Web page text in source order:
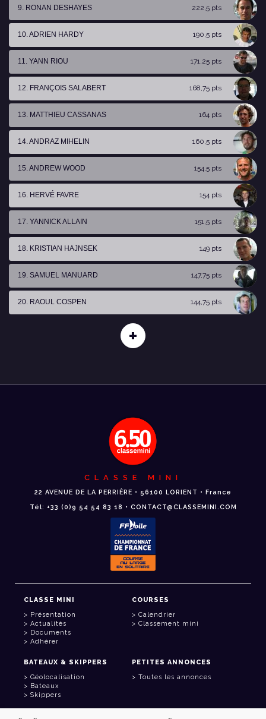
9. RONAN DESHAYES 222,5 pts
10. ADRIEN HARDY 190,5 pts
11. YANN RIOU 171,25 pts
12. FRANÇOIS SALABERT 168,75 pts
13. MATTHIEU CASSANAS 164 pts
14. ANDRAZ MIHELIN 160,5 pts
15. ANDREW WOOD 154,5 pts
16. HERVÉ FAVRE 154 pts
17. YANNICK ALLAIN 151,5 pts
18. KRISTIAN HAJNSEK 149 pts
19. SAMUEL MANUARD 147,75 pts
20. RAOUL COSPEN 144,75 pts
+
CLASSE MINI
22 AVENUE DE LA PERRIÈRE • 56100 LORIENT • France
Tél: +33 (0)9 54 54 83 18 • CONTACT@CLASSEMINI.COM
CLASSE MINI
Présentation
Actualités
Documents
Adhérer
COURSES
Calendrier
Classement mini
BATEAUX & SKIPPERS
Géolocalisation
Bateaux
Skippers
PETITES ANNONCES
Toutes les annonces